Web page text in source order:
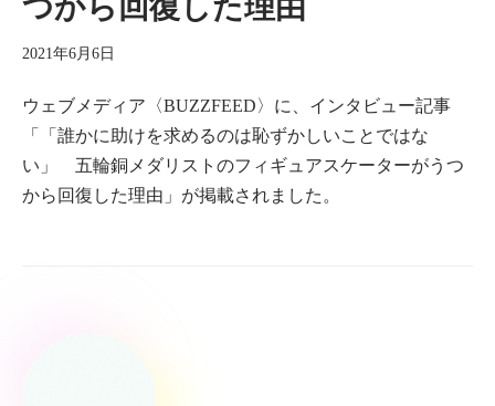
つから回復した理由
2021年6月6日
ウェブメディア〈BUZZFEED〉に、インタビュー記事
「「誰かに助けを求めるのは恥ずかしいことではな
い」 五輪銅メダリストのフィギュアスケーターがうつ
から回復した理由」が掲載されました。